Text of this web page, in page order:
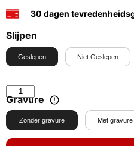
30 dagen
Slijpen
Geslepen Niet Geslepen
Gravure
Zonder gravure Met